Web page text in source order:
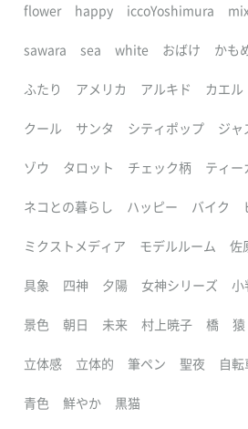
flower happy iccoYoshimura
sawara sea white おばけ かも
ふたり アメリカ アルキド カエル
クール サンタ シティポップ ジャ
ゾウ タロット チェック柄 ティー
ネコとの暮らし ハッピー バイク
ミクストメディア モデルルーム 佐
具象 四神 夕陽 女神シリーズ 小
景色 朝日 未来 村上暁子 橋 猿
立体感 立体的 筆ペン 聖夜 自転
青色 鮮やか 黒猫